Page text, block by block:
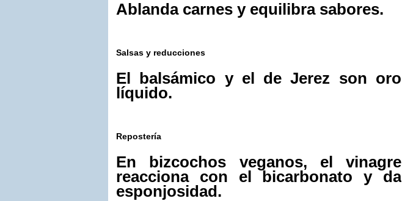
Ablanda carnes y equilibra sabores.
Salsas y reducciones
El balsámico y el de Jerez son oro
líquido.
Repostería
En bizcochos veganos, el vinagre
reacciona con el bicarbonato y da
esponjosidad.